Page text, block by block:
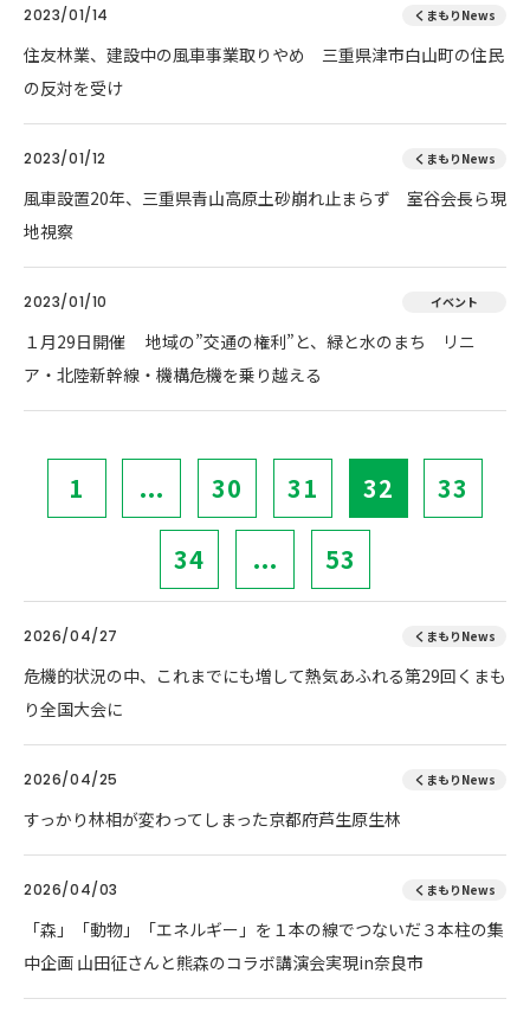
2023/01/14 くまもりNews
住友林業、建設中の風車事業取りやめ 三重県津市白山町の住民
の反対を受け
2023/01/12 くまもりNews
風車設置20年、三重県青山高原土砂崩れ止まらず 室谷会長ら現
地視察
2023/01/10 イベント
１月29日開催 地域の”交通の権利”と、緑と水のまち リニ
ア・北陸新幹線・機構危機を乗り越える
1 ... 30 31 32 33
34 ... 53
2026/04/27 くまもりNews
危機的状況の中、これまでにも増して熱気あふれる第29回くまも
り全国大会に
2026/04/25 くまもりNews
すっかり林相が変わってしまった京都府芦生原生林
2026/04/03 くまもりNews
「森」「動物」「エネルギー」を１本の線でつないだ３本柱の集
中企画 山田征さんと熊森のコラボ講演会実現in奈良市